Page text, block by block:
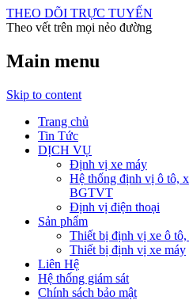
THEO DÕI TRỰC TUYẾN
Theo vết trên mọi nẻo đường
Main menu
Skip to content
Trang chủ
Tin Tức
DỊCH VỤ
Định vị xe máy
Hệ thống định vị ô tô,
BGTVT
Định vị điện thoại
Sản phẩm
Thiết bị định vị xe ô
Thiết bị định vị xe máy
Liên Hệ
Hệ thống giám sát
Chính sách bảo mật